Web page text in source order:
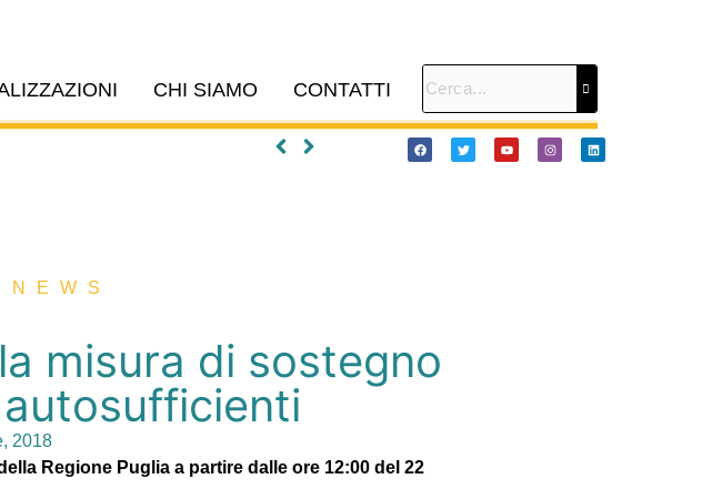
CHI SIAMO CONTATTI
misura di sostegno
2018
Regione Puglia a partire dalle ore 12:00 del 22